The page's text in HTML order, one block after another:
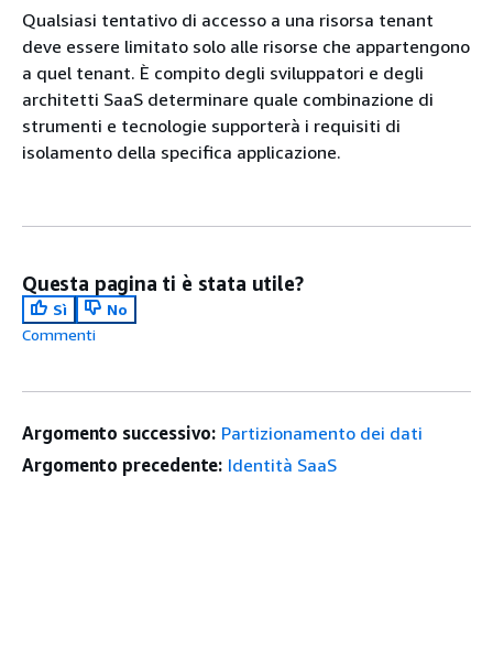
Qualsiasi tentativo di accesso a una risorsa tenant
deve essere limitato solo alle risorse che appartengono
a quel tenant. È compito degli sviluppatori e degli
architetti SaaS determinare quale combinazione di
strumenti e tecnologie supporterà i requisiti di
isolamento della specifica applicazione.
Questa pagina ti è stata utile?
Sì
No
Commenti
Argomento successivo: Partizionamento dei dati
Argomento precedente: Identità SaaS